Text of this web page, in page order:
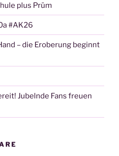
plus Prüm
#AK26
– die Eroberung beginnt
Jubelnde Fans freuen